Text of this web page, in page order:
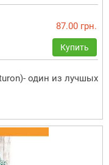
87.00 грн.
Купить
один из лучшых